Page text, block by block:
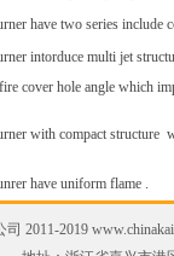
have two series include
intorduce multi jet
cover hole angle which
with compact structure
have uniform flame .
2011-2019